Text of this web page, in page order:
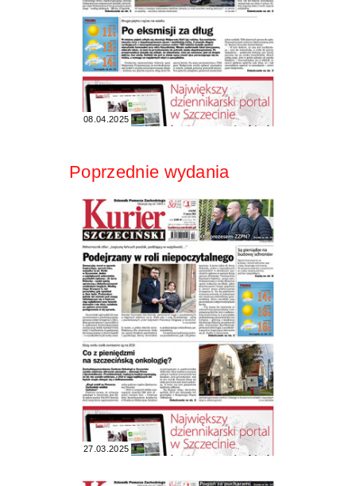
08.04.2025
Poprzednie wydania
27.03.2025